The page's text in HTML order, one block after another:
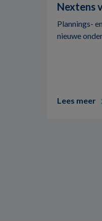
Nextens
Plannings-
nieuwe
Lees meer